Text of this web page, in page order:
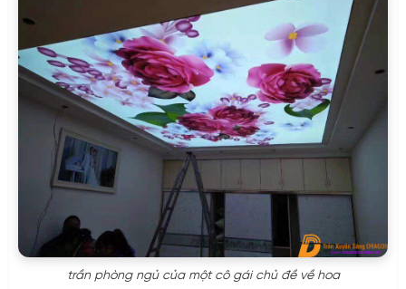
trần phòng ngủ của một cô gái chủ đề về hoa